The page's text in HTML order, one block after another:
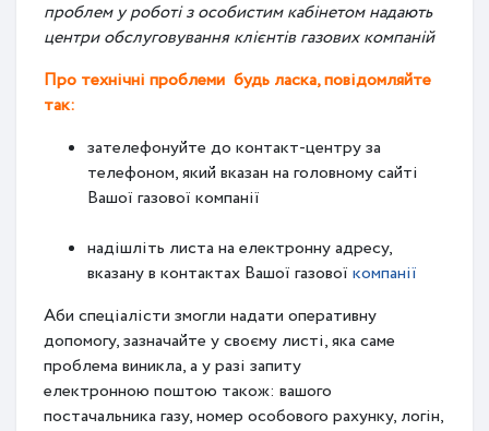
проблем у роботі з особистим кабінетом надають
центри обслуговування клієнтів газових компаній
Про технічні проблеми будь ласка, повідомляйте
так:
зателефонуйте до контакт-центру за
телефоном, який вказан на головному сайті
Вашої газової компанії
надішліть листа на електронну адресу,
вказану в контактах Вашої газової компанії
Аби спеціалісти змогли надати оперативну
допомогу, зазначайте у своєму листі, яка саме
проблема виникла, а у разі запиту
електронною поштою також: вашого
постачальника газу, номер особового рахунку, логін,